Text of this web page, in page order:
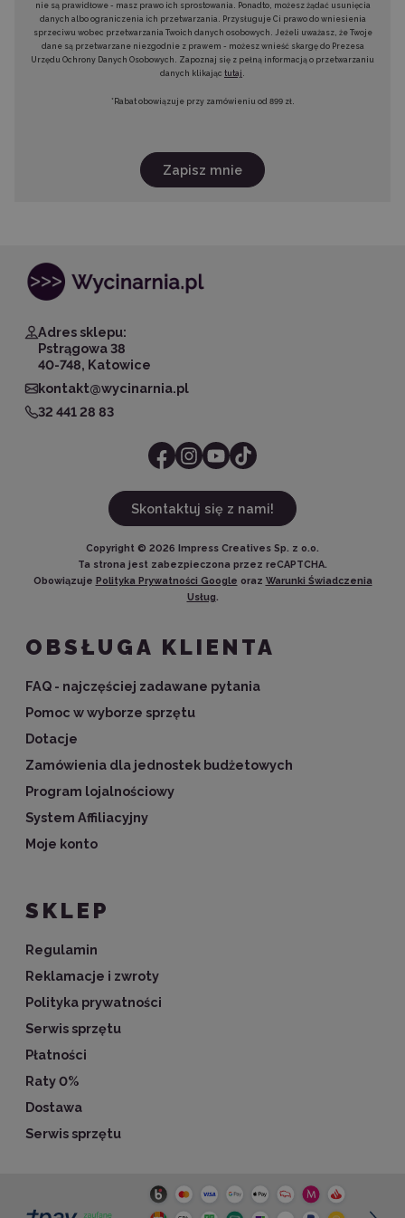
nie są prawidłowe - masz prawo ich sprostowania. Ponadto, możesz żądać usunięcia
danych albo ograniczenia ich przetwarzania. Przysługuje Ci prawo do wniesienia
sprzeciwu wobec przetwarzania Twoich danych osobowych. Jeżeli uważasz, że Twoje
dane są przetwarzane niezgodnie z prawem - możesz wnieść skargę do Prezesa
Urzędu Ochrony Danych Osobowych. Zapoznaj się z pełną informacją o przetwarzaniu
danych klikając tutaj .
*Rabat obowiązuje przy zamówieniu od 899 zł.
Zapisz mnie
Adres sklepu:
Pstrągowa 38
40-748, Katowice
kontakt@wycinarnia.pl
32 441 28 83
Skontaktuj się z nami!
Copyright © 2026 Impress Creatives Sp. z o.o.
Ta strona jest zabezpieczona przez reCAPTCHA.
Obowiązuje Polityka Prywatności Google oraz Warunki Świadczenia
Usług.
OBSŁUGA KLIENTA
FAQ - najczęściej zadawane pytania
Pomoc w wyborze sprzętu
Dotacje
Zamówienia dla jednostek budżetowych
Program lojalnościowy
System Affiliacyjny
Moje konto
SKLEP
Regulamin
Reklamacje i zwroty
Polityka prywatności
Serwis sprzętu
Płatności
Raty 0%
Dostawa
Serwis sprzętu